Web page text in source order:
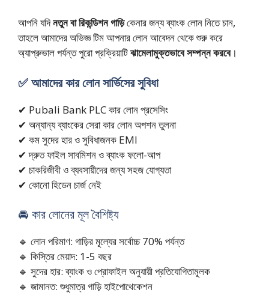
আপনি যদিনতুন বা রিকন্ডিশন গাড়িকেনার জন্য ব্যাংক লোন নিতে চান,
তাহলে আমাদের অভিজ্ঞ টিম আপনার লোন আবেদন থেকে শুরু করে
অ্যাপ্রুভাল পর্যন্ত পুরো প্রক্রিয়াটিঝামেলামুক্তভাবে সম্পন্ন করবে।
✅ আমাদের কার লোন সার্ভিসের সুবিধা
✔ Pubali Bank PLC কার লোন প্রসেসিং
✔ অন্যান্য ব্যাংকের সেরা কার লোন অপশন তুলনা
✔ কম সুদের হার ও সুবিধাজনক EMI
✔ দ্রুত ফাইল সাবমিশন ও ব্যাংক ফলো-আপ
✔ চাকরিজীবী ও ব্যবসায়ীদের জন্য সহজ যোগ্যতা
✔ কোনো হিডেন চার্জ নেই
🚘 কার লোনের মূল বৈশিষ্ট্য
🔹 লোন পরিমাণ: গাড়ির মূল্যের সর্বোচ্চ 70% পর্যন্ত
🔹 কিস্তির মেয়াদ: 1-5 বছর
🔹 সুদের হার: ব্যাংক ও প্রোফাইল অনুযায়ী প্রতিযোগিতামূলক
🔹 জামানত: শুধুমাত্র গাড়ি হাইপোথেকেশন